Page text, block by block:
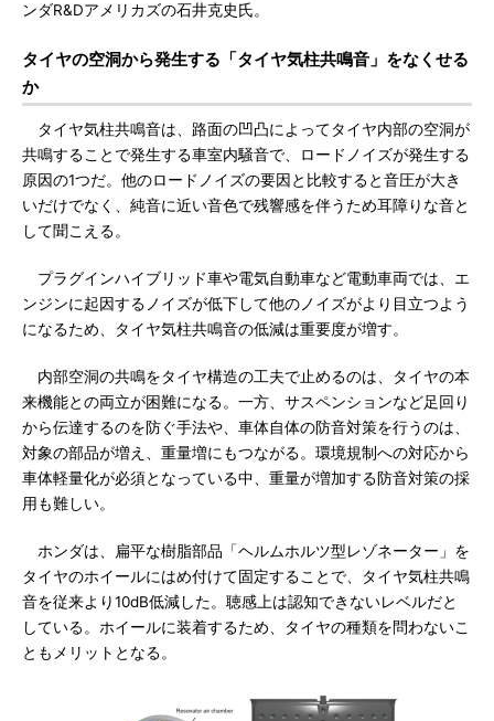
ンダR&Dアメリカズの石井克史氏。
タイヤの空洞から発生する「タイヤ気柱共鳴音」をなくせる
か
タイヤ気柱共鳴音は、路面の凹凸によってタイヤ内部の空洞が
共鳴することで発生する車室内騒音で、ロードノイズが発生する
原因の1つだ。他のロードノイズの要因と比較すると音圧が大き
いだけでなく、純音に近い音色で残響感を伴うため耳障りな音と
して聞こえる。
プラグインハイブリッド車や電気自動車など電動車両では、エ
ンジンに起因するノイズが低下して他のノイズがより目立つよう
になるため、タイヤ気柱共鳴音の低減は重要度が増す。
内部空洞の共鳴をタイヤ構造の工夫で止めるのは、タイヤの本
来機能との両立が困難になる。一方、サスペンションなど足回り
から伝達するのを防ぐ手法や、車体自体の防音対策を行うのは、
対象の部品が増え、重量増にもつながる。環境規制への対応から
車体軽量化が必須となっている中、重量が増加する防音対策の採
用も難しい。
ホンダは、扁平な樹脂部品「ヘルムホルツ型レゾネーター」を
タイヤのホイールにはめ付けて固定することで、タイヤ気柱共鳴
音を従来より10dB低減した。聴感上は認知できないレベルだと
している。ホイールに装着するため、タイヤの種類を問わないこ
ともメリットとなる。